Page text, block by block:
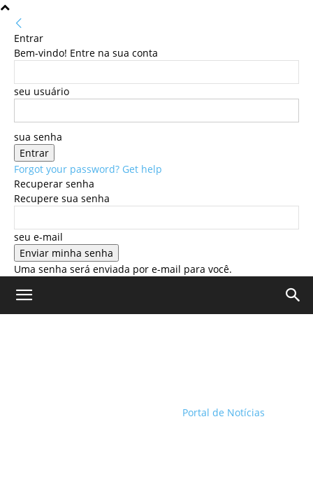
Entrar
Bem-vindo! Entre na sua conta
seu usuário
sua senha
Forgot your password? Get help
Recuperar senha
Recupere sua senha
seu e-mail
Uma senha será enviada por e-mail para você.
Portal de Notícias